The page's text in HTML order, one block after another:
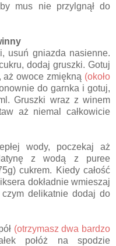
mus nie przylgnął do
usuń gniazda nasienne.
dodaj gruszki. Gotuj
aż owoce zmiękną (około
do garnka i gotuj,
Gruszki wraz z winem
aż niemal całkowicie
wody, poczekaj aż
z wodą z puree
cukrem. Kiedy całość
dokładnie wmieszaj
delikatnie dodaj do
(otrzymasz dwa bardzo
połóż na spodzie